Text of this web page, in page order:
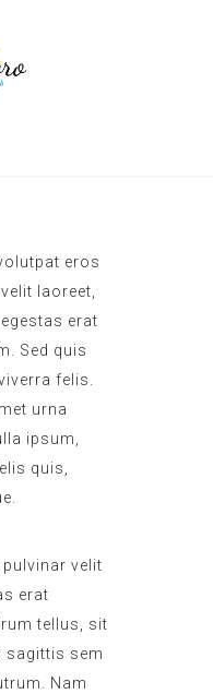
eros
laoreet,
erat
Sed quis
felis.
urna
ipsum,
quis,
velit
erat
tellus, sit
sagittis sem
Nam